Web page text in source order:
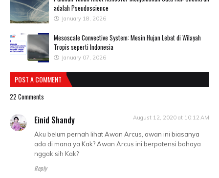
adalah Pseudoscience
January 18, 2026
Mesoscale Convective System: Mesin Hujan Lebat di Wilayah
Tropis seperti Indonesia
January 07, 2026
POST A COMMENT
22 Comments
Einid Shandy August 12, 2020 at 10:12 AM
Aku belum pernah lihat Awan Arcus, awan ini biasanya
ada di mana ya Kak? Awan Arcus ini berpotensi bahaya
nggak sih Kak?
Reply